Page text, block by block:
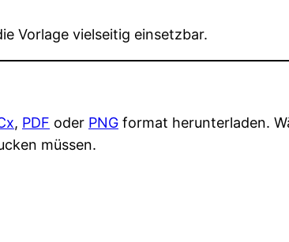
Vorlage vielseitig einsetzbar.
, PDF oder PNG format herunterladen.
müssen.